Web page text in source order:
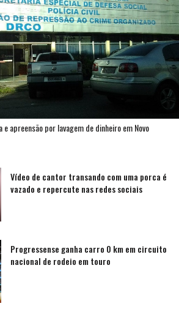
apreensão por lavagem de dinheiro em Novo
Vídeo de cantor transando com uma porca é
vazado e repercute nas redes sociais
Progressense ganha carro 0 km em circuito
nacional de rodeio em touro